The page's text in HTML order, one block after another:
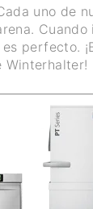
uno de
Cuando
perfecto.
Winterhalter!